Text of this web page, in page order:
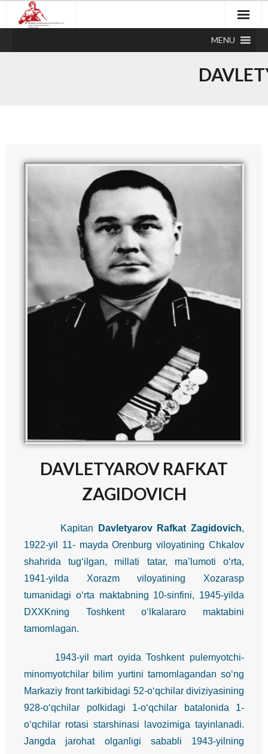
MENU
DAVLETYAROV RAFKAT
ZAGIDOVICH
Kapitan Davletyarov Rafkat Zagidovich,
1922-yil 11- mayda Orenburg viloyatining Chkalov
shahrida tug‘ilgan, millati tatar, ma’lumoti o‘rta,
1941-yilda Xorazm viloyatining Xozarasp
tumanidagi o‘rta maktabning 10-sinfini, 1945-yilda
DXXKning Toshkent o‘lkalararo maktabini
tamomlagan.
1943-yil mart oyida Toshkent pulemyotchi-
minomyotchilar bilim yurtini tamomlagandan so‘ng
Markaziy front tarkibidagi 52-o‘qchilar diviziyasining
928-o‘qchilar polkidagi 1-o‘qchilar batalonida 1-
o‘qchilar rotasi starshinasi lavozimiga tayinlanadi.
Jangda jarohat olganligi sababli 1943-yilning